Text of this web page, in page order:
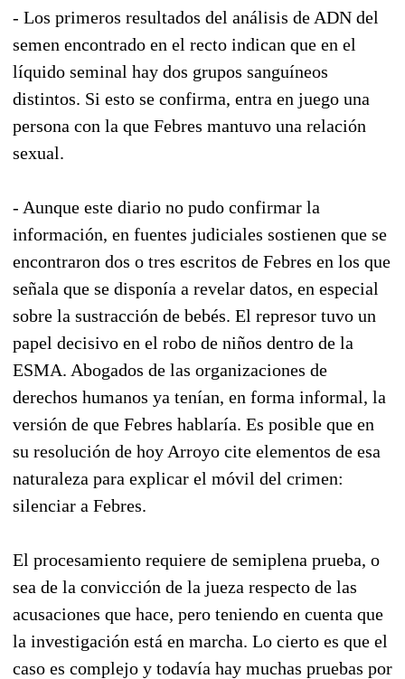
- Los primeros resultados del análisis de ADN del
semen encontrado en el recto indican que en el
líquido seminal hay dos grupos sanguíneos
distintos. Si esto se confirma, entra en juego una
persona con la que Febres mantuvo una relación
sexual.
- Aunque este diario no pudo confirmar la
información, en fuentes judiciales sostienen que se
encontraron dos o tres escritos de Febres en los que
señala que se disponía a revelar datos, en especial
sobre la sustracción de bebés. El represor tuvo un
papel decisivo en el robo de niños dentro de la
ESMA. Abogados de las organizaciones de
derechos humanos ya tenían, en forma informal, la
versión de que Febres hablaría. Es posible que en
su resolución de hoy Arroyo cite elementos de esa
naturaleza para explicar el móvil del crimen:
silenciar a Febres.
El procesamiento requiere de semiplena prueba, o
sea de la convicción de la jueza respecto de las
acusaciones que hace, pero teniendo en cuenta que
la investigación está en marcha. Lo cierto es que el
caso es complejo y todavía hay muchas pruebas por